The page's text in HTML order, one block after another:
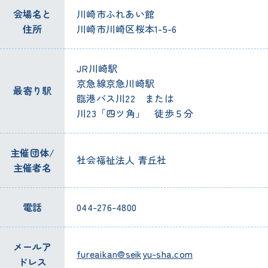
会場名 と
住所
川崎市ふれあい館
川崎市川崎区桜本1-5-6
最寄り 駅
JR川崎駅
京急線京急川崎駅
臨港バス川22 または
川23「四ツ角 」徒歩５分
主催団体/
主催者名
社会福祉法人 青丘社
電話 044-276-4800
メールア
ドレス
fureaikan@seikyu-sha.com